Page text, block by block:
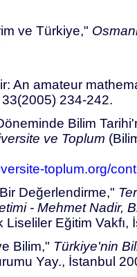
ve Türkiye,"
An amateur
33(2005) 234-242.
Bilim
ve Toplum
toplum.org/
Değerlendirme,"
- Mehmet Nadir,
Liseliler Eğitim Vakfı,
Bilim," Türkiye'nin
Yay., İstanbul